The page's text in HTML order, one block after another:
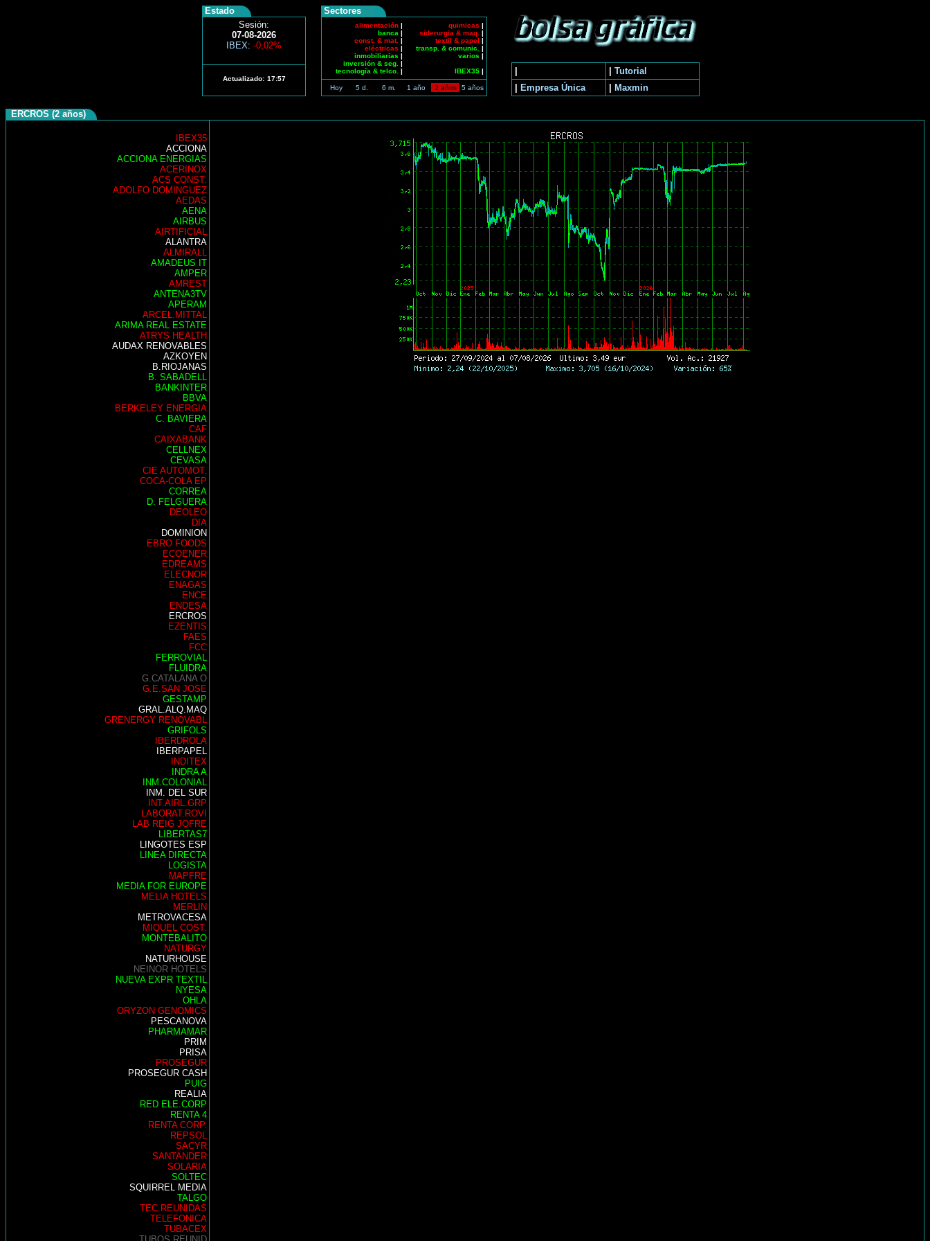
Estado
Sesión:
07-08-2026
IBEX: -0,02%
Actualizado: 17:57
Sectores
alimentación |
banca |
const. & mat. |
eléctricas |
inmobiliarias |
inversión & seg. |
tecnología & telco. |
quimicas |
siderurgia & maq. |
textil & papel |
transp. & comunic.
|
varios |
IBEX35 |
Hoy 5 d. 6 m. 1 año 2 años 5 años
Tutorial
Empresa Única Maxmin
ERCROS (2 años)
IBEX35
ACCIONA
ACCIONA ENERGIAS
ACERINOX
ACS CONST.
ADOLFO DOMINGUEZ
AEDAS
AENA
AIRBUS
AIRTIFICIAL
ALANTRA
ALMIRALL
AMADEUS IT
AMPER
AMREST
ANTENA3TV
APERAM
ARCEL.MITTAL
ARIMA REAL ESTATE
ATRYS HEALTH
AUDAX RENOVABLES
AZKOYEN
B.RIOJANAS
B. SABADELL
BANKINTER
BBVA
BERKELEY ENERGIA
C. BAVIERA
CAF
CAIXABANK
CELLNEX
CEVASA
CIE AUTOMOT.
COCA-COLA EP
CORREA
D. FELGUERA
DEOLEO
DIA
DOMINION
EBRO FOODS
ECOENER
EDREAMS
ELECNOR
ENAGAS
ENCE
ENDESA
ERCROS
EZENTIS
FAES
FCC
FERROVIAL
FLUIDRA
G.CATALANA O
G.E.SAN JOSE
GESTAMP
GRAL.ALQ.MAQ
GRENERGY RENOVABL
GRIFOLS
IBERDROLA
IBERPAPEL
INDITEX
INDRA A
INM.COLONIAL
INM. DEL SUR
INT.AIRL.GRP
LABORAT.ROVI
LAB REIG JOFRE
LIBERTAS7
LINGOTES ESP
LINEA DIRECTA
LOGISTA
MAPFRE
MEDIA FOR EUROPE
MELIA HOTELS
MERLIN
METROVACESA
MIQUEL COST.
MONTEBALITO
NATURGY
NATURHOUSE
NEINOR HOTELS
NUEVA EXPR TEXTIL
NYESA
OHLA
ORYZON GENOMICS
PESCANOVA
PHARMAMAR
PRIM
PRISA
PROSEGUR
PROSEGUR CASH
PUIG
REALIA
RED ELE.CORP
RENTA 4
RENTA CORP.
REPSOL
SACYR
SANTANDER
SOLARIA
SOLTEC
SQUIRREL MEDIA
TALGO
TEC.REUNIDAS
TELEFONICA
TUBACEX